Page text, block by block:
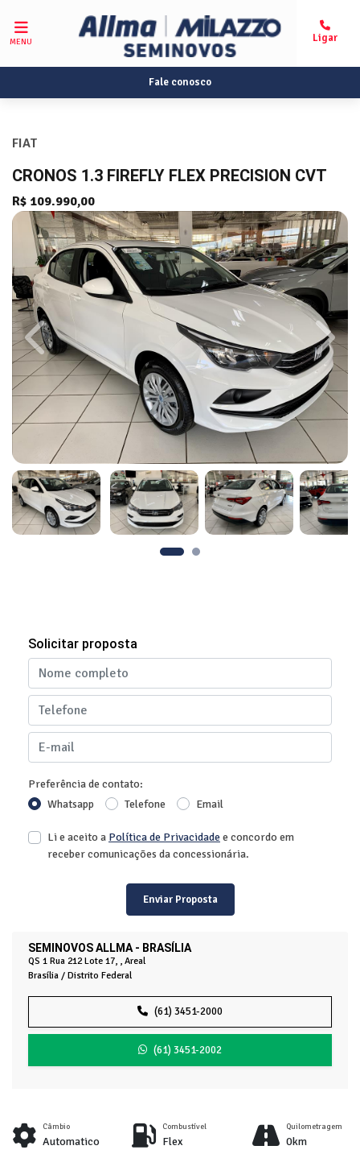
MENU
Fale conosco
FIAT
CRONOS 1.3 FIREFLY FLEX PRECISION CVT
R$ 109.990,00
Previous Next
SEMINOVOS ALLMA - BRASÍLIA
QS 1 Rua 212 Lote 17, , Areal
Brasília / Distrito Federal
(61) 3451-2000
(61) 3451-2002
Solicitar proposta
Preferência de contato:
Whatsapp
Telefone Email
Li e aceito a Política de Privacidadee concordo em
receber comunicações da concessionária.
Enviar Proposta
Câmbio
Automatico
Combustível
Flex
Quilometragem
0km